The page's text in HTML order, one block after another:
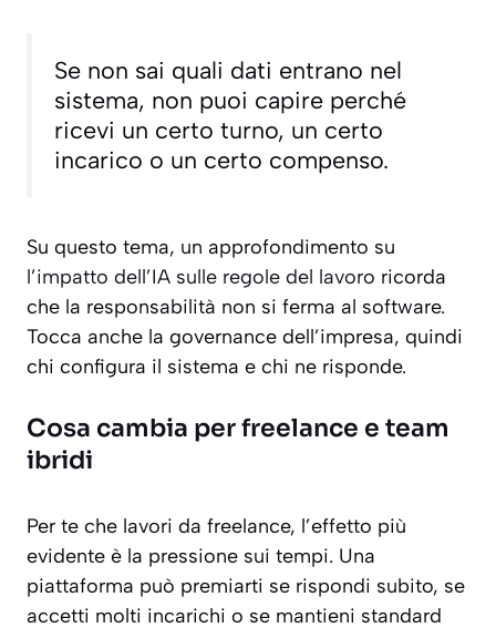
Se non sai quali dati entrano nel
sistema, non puoi capire perché
ricevi un certo turno, un certo
incarico o un certo compenso.
Su questo tema, un approfondimento su
l’impatto dell’IA sulle regole del lavoro ricorda
che la responsabilità non si ferma al software.
Tocca anche la governance dell’impresa, quindi
chi configura il sistema e chi ne risponde.
Cosa cambia per freelance e team
ibridi
Per te che lavori da freelance, l’effetto più
evidente è la pressione sui tempi. Una
piattaforma può premiarti se rispondi subito, se
accetti molti incarichi o se mantieni standard